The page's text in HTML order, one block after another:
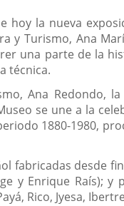
la nueva
y Turismo, Ana
una parte de la
técnica.
Ana Redondo,
se une a la
1880-1980,
desde
y Enrique Raís);
Rico, Jyesa,